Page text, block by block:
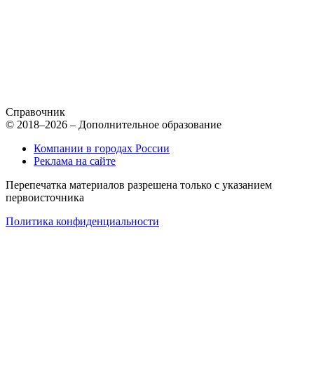
Справочник
© 2018–2026 – Дополнительное образование
Компании в городах России
Реклама на сайте
Перепечатка материалов разрешена только с указанием
первоисточника
Политика конфиденциальности